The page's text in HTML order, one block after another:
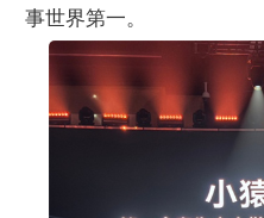
事世界第一。